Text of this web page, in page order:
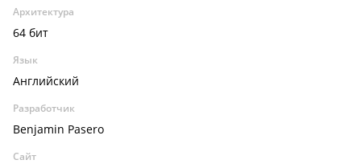
Архитектура
64 бит
Язык
Английский
Разработчик
Benjamin Pasero
Сайт